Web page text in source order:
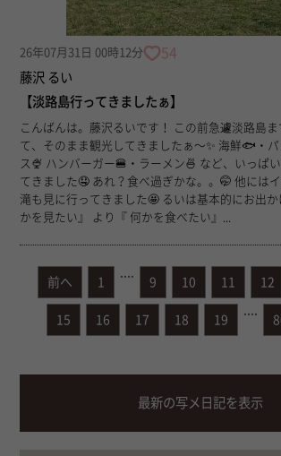
26年07月31日 00時12分 54
藤沢 るい
【淡路島行ってきましたぁ】
こんばんは。藤沢るいです！ この前急遽淡路島までドライブ🚗行っ
て、そのまま観光してきましたぁ〜✨ 海鮮🐟・パンケーキ🥞・アイ
ス🍨 ハンバーガー🍔・ラーメン🍜 など、いっぱい美味しいもの食べ
てきました🤤 あれ？食べ過ぎかな。。🤭 他にはイングランドの丘や
滝も見に行ってきました🤩 るいは基本的にお出かけする時は、『 何
かを見たい』 より『 何かを食べたい』...
前へ 1 9 10 11 12
15 16 17 18 19
最新の写メ日記を表示